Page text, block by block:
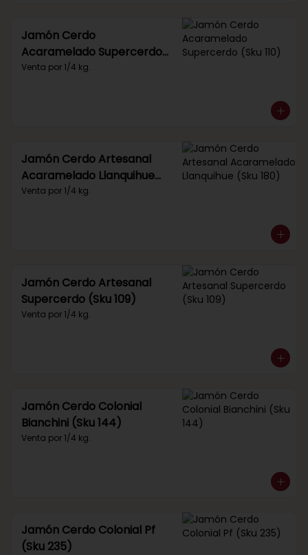
Jamón Cerdo
Acaramelado Supercerdo
(Sku 110)
Venta por 1/4 kg.
Jamón Cerdo Artesanal
Acaramelado Llanquihue
(Sku 180)
Venta por 1/4 kg.
Jamón Cerdo Artesanal
Supercerdo (Sku 109)
Venta por 1/4 kg.
Jamón Cerdo Colonial
Bianchini (Sku 144)
Venta por 1/4 kg.
Jamón Cerdo Colonial Pf
(Sku 235)